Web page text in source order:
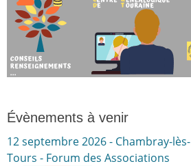
Évènements à venir
12 septembre 2026 - Chambray-lès-
Tours - Forum des Associations